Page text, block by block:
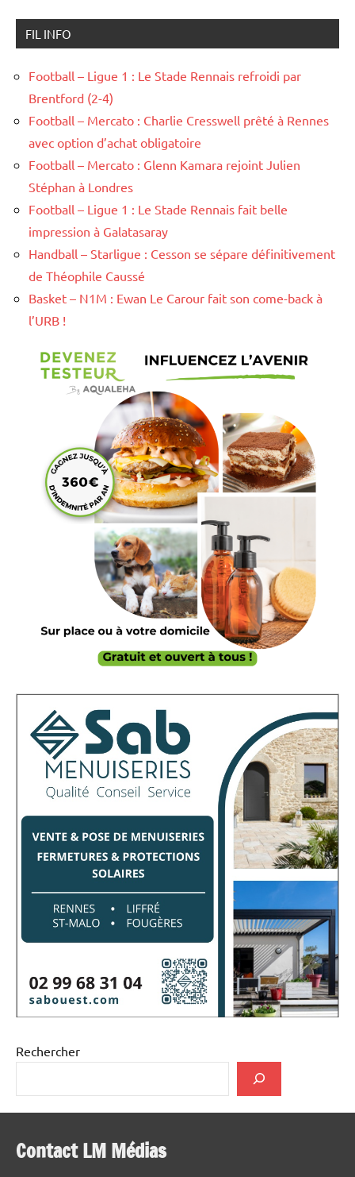
FIL INFO
Football – Ligue 1 : Le Stade Rennais refroidi par
Brentford (2-4)
Football – Mercato : Charlie Cresswell prêté à Rennes
avec option d’achat obligatoire
Football – Mercato : Glenn Kamara rejoint Julien
Stéphan à Londres
Football – Ligue 1 : Le Stade Rennais fait belle
impression à Galatasaray
Handball – Starligue : Cesson se sépare définitivement
de Théophile Caussé
Basket – N1M : Ewan Le Carour fait son come-back à
l’URB !
Rechercher
Contact LM Médias